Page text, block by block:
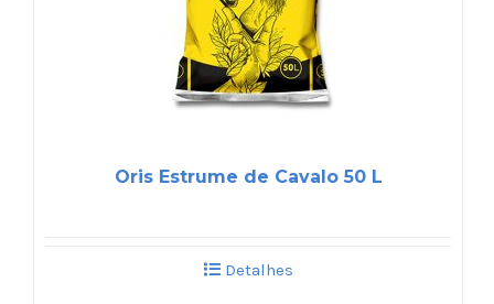
Oris Estrume de Cavalo 50 L
Detalhes